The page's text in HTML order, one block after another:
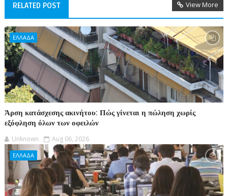
RELATED POST View More
ΕΛΛΑΔΑ
Άρση κατάσχεσης ακινήτου: Πώς γίνεται η πώληση χωρίς
εξόφληση όλων των οφειλών
Unknown Aug 06, 2026
ΕΛΛΑΔΑ